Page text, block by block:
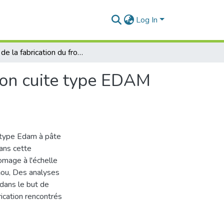
Log In
Suivi de la fabrication du fromage à pâte pressée non cuite type EDAM au sein de LFB
cuite type EDAM
Edam à pâte
cette
à l'échelle
Des analyses
le but de
rencontrés